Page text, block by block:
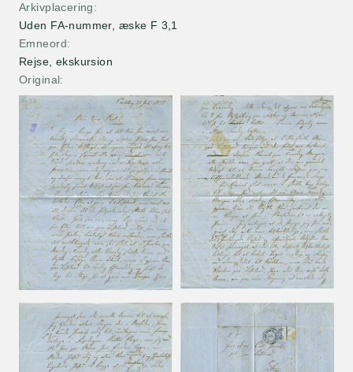
Arkivplacering
Uden FA-nummer, æske F 3,1
Emneord
Rejse, ekskursion
Original